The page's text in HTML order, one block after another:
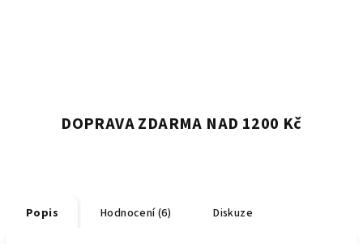
DOPRAVA ZDARMA NAD 1200 Kč
Popis Hodnocení (6) Diskuze